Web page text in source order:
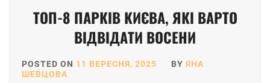
ТОП-8 ПАРКІВ КИЄВА, ЯКІ ВАРТО
ВІДВІДАТИ ВОСЕНИ
POSTED ON 11 ВЕРЕСНЯ, 2025 BY ЯНА
ШЕВЦОВА